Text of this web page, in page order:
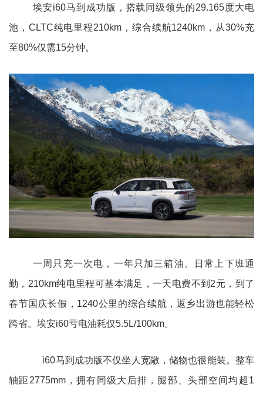
埃安i60马到成功版，搭载同级领先的29.165度大电
池，CLTC纯电里程210km，综合续航1240km，从30%充
至80%仅需15分钟。
一周只充一次电，一年只加三箱油。日常上下班通
勤，210km纯电里程可基本满足，一天电费不到2元，到了
春节国庆长假，1240公里的综合续航，返乡出游也能轻松
跨省。埃安i60亏电油耗仅5.5L/100km。
i60马到成功版不仅坐人宽敞，储物也很能装。整车
轴距2775mm，拥有同级大后排，腿部、头部空间均超1